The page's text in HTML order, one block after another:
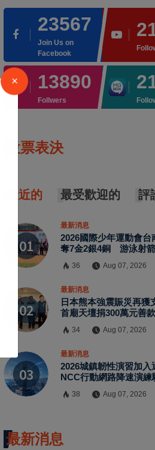
23567
Join Us on
Facebook
13890
Follwers
投票表決
最近的 最受歡迎的 評
最新消息
2026國際少年運動會台
奪7金2銀4銅 游泳射
36 Aug 07, 2026
最新消息
日本熊本強震賑災再
首廟天壇捐300萬元善
34 Aug 07, 2026
最新消息
2026城鎮韌性演習加
NCC行動網路降速演練
38 Aug 07, 2026
最新消息